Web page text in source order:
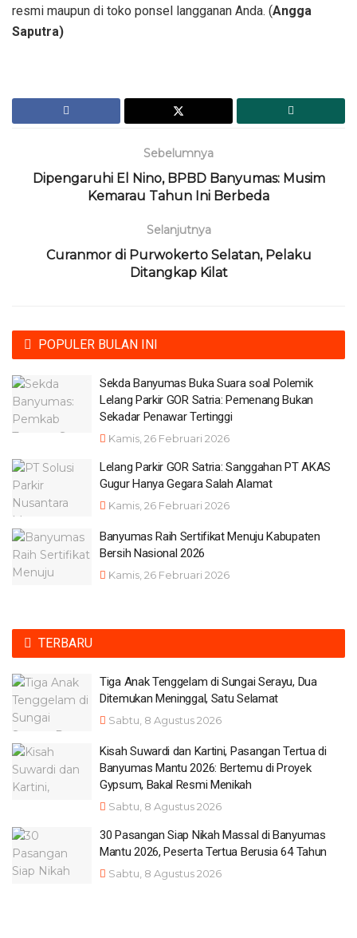
resmi maupun di toko ponsel langganan Anda. (Angga
Saputra)
Sebelumnya
Dipengaruhi El Nino, BPBD Banyumas: Musim
Kemarau Tahun Ini Berbeda
Selanjutnya
Curanmor di Purwokerto Selatan, Pelaku
Ditangkap Kilat
POPULER BULAN INI
Sekda Banyumas Buka Suara soal Polemik
Lelang Parkir GOR Satria: Pemenang Bukan
Sekadar Penawar Tertinggi
Kamis, 26 Februari 2026
Lelang Parkir GOR Satria: Sanggahan PT AKAS
Gugur Hanya Gegara Salah Alamat
Kamis, 26 Februari 2026
Banyumas Raih Sertifikat Menuju Kabupaten
Bersih Nasional 2026
Kamis, 26 Februari 2026
TERBARU
Tiga Anak Tenggelam di Sungai Serayu, Dua
Ditemukan Meninggal, Satu Selamat
Sabtu, 8 Agustus 2026
Kisah Suwardi dan Kartini, Pasangan Tertua di
Banyumas Mantu 2026: Bertemu di Proyek
Gypsum, Bakal Resmi Menikah
Sabtu, 8 Agustus 2026
30 Pasangan Siap Nikah Massal di Banyumas
Mantu 2026, Peserta Tertua Berusia 64 Tahun
Sabtu, 8 Agustus 2026